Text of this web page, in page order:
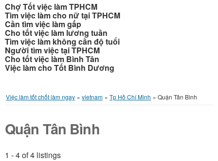
Chợ Tốt việc làm TPHCM
Tìm việc làm cho nữ tại TPHCM
Cần tìm việc làm gấp
Cho tốt việc làm lương tuần
Tìm việc làm không cần độ tuổi
Người tìm việc tại TPHCM
Cho tốt việc làm Bình Tân
Việc làm cho Tốt Bình Dương
Việc làm tốt chốt làm ngay » vietnam » Tp Hồ Chí Minh » Quận Tân Bình
Quận Tân Bình
1 - 4 of 4 listings